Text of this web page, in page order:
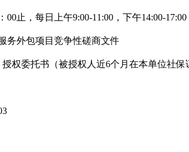
00止，每日上午9:00-11:00，下午14:00-17:00
务外包项目 竞争性磋商文件
权委托书（被授权人近6个月在本单位社保